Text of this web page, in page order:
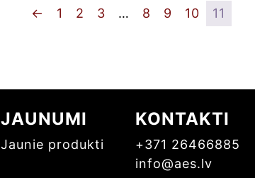
← 1 2 3 … 8 9 10 11
JAUNUMI
Jaunie produkti
KONTAKTI
+371 26466885
info@aes.lv